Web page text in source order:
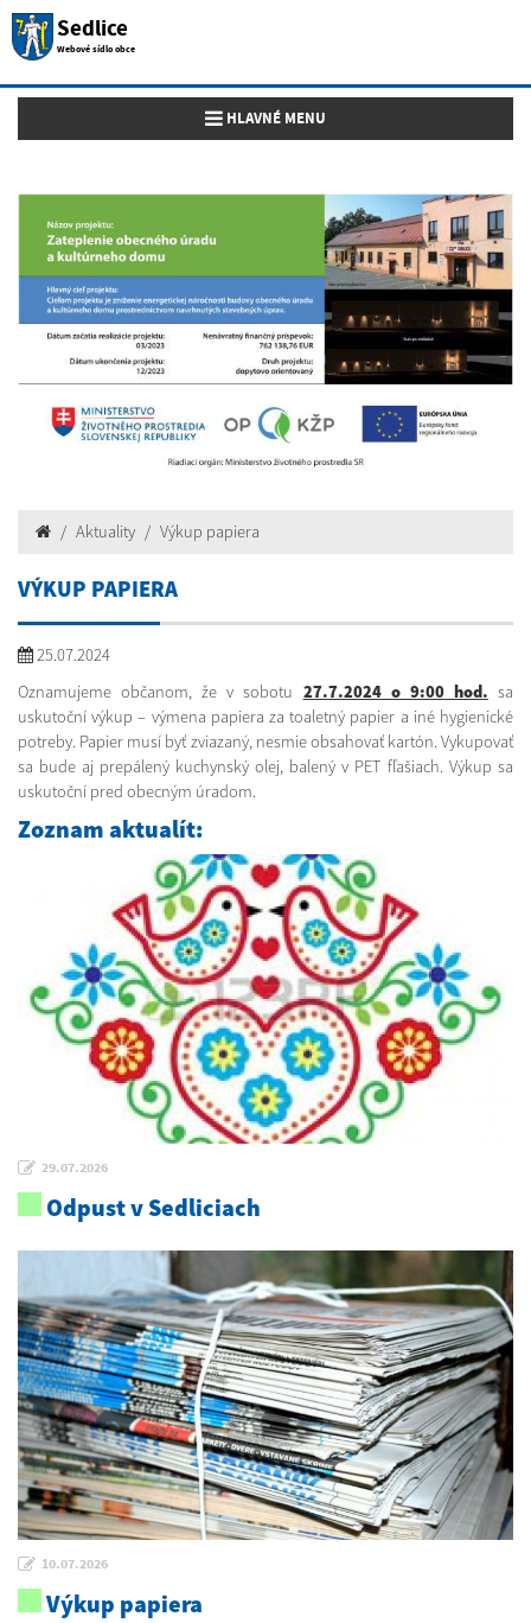
Sedlice
Webové sídlo obce
Toggle navigation
HLAVNÉ MENU
Aktuality Výkup papiera
VÝKUP PAPIERA
25.07.2024
Oznamujeme občanom, že v sobotu 27.7.2024 o 9:00 hod. sa
uskutoční výkup – výmena papiera za toaletný papier a iné hygienické
potreby. Papier musí byť zviazaný, nesmie obsahovať kartón. Vykupovať
sa bude aj prepálený kuchynský olej, balený v PET fľašiach. Výkup sa
uskutoční pred obecným úradom.
Zoznam aktualít:
29.07.2026
Odpust v Sedliciach
10.07.2026
Výkup papiera